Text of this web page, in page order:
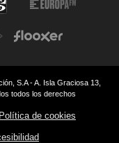
S.A - A. Isla Graciosa 13,
todos los derechos
Política de cookies